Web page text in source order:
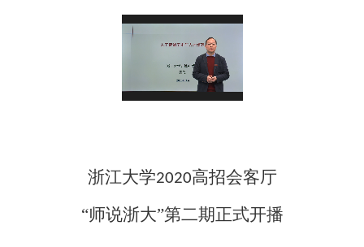
浙江大学2020高招会客厅
“师说浙大”第二期正式开播